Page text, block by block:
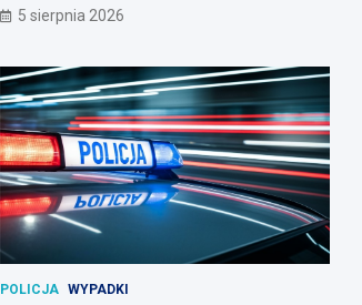
5 sierpnia 2026
POLICJA WYPADKI